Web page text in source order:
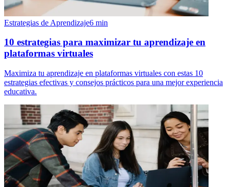
Estrategias de Aprendizaje6 min
10 estrategias para maximizar tu aprendizaje en
plataformas virtuales
Maximiza tu aprendizaje en plataformas virtuales con estas 10
estrategias efectivas y consejos prácticos para una mejor experiencia
educativa.